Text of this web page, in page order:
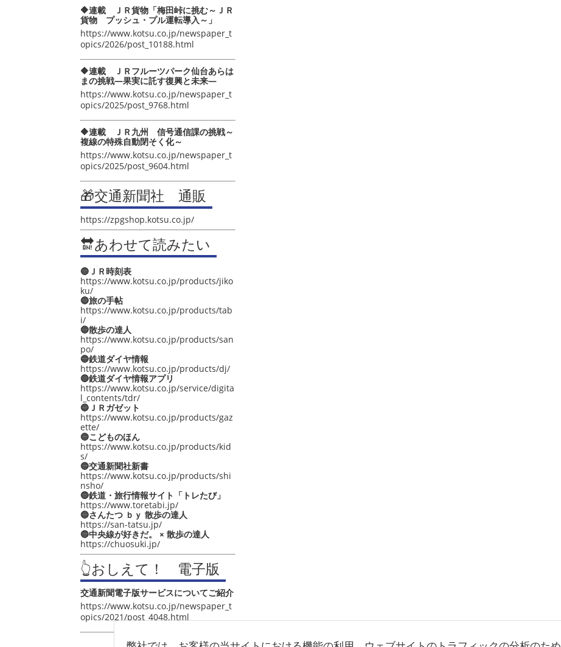
🔶連載 ＪＲ貨物「梅田峠に挑む～ＪＲ
貨物 プッシュ・プル運転導入～」
https://www.kotsu.co.jp/newspaper_t
opics/2026/post_10188.html
🔶連載 ＪＲフルーツパーク仙台あらは
まの挑戦―果実に託す復興と未来―
https://www.kotsu.co.jp/newspaper_t
opics/2025/post_9768.html
🔶連載 ＪＲ九州 信号通信課の挑戦～
複線の特殊自動閉そく化～
https://www.kotsu.co.jp/newspaper_t
opics/2025/post_9604.html
🎁交通新聞社 通販
https://zpgshop.kotsu.co.jp/
🔛あわせて読みたい
🔵ＪＲ時刻表
https://www.kotsu.co.jp/products/jiko
ku/
🔵旅の手帖
https://www.kotsu.co.jp/products/tab
i/
🔵散歩の達人
https://www.kotsu.co.jp/products/san
po/
🔵鉄道ダイヤ情報
https://www.kotsu.co.jp/products/dj/
🔵鉄道ダイヤ情報アプリ
https://www.kotsu.co.jp/service/digita
l_contents/tdr/
🔵ＪＲガゼット
https://www.kotsu.co.jp/products/gaz
ette/
🔵こどものほん
https://www.kotsu.co.jp/products/kid
s/
🔵交通新聞社新書
https://www.kotsu.co.jp/products/shi
nsho/
🔵鉄道・旅行情報サイト「トレたび」
https://www.toretabi.jp/
🔵さんたつ ｂｙ 散歩の達人
https://san-tatsu.jp/
🔵中央線が好きだ。 × 散歩の達人
https://chuosuki.jp/
👆おしえて！ 電子版
交通新聞電子版サービスについてご紹介
https://www.kotsu.co.jp/newspaper_t
opics/2021/post_4048.html